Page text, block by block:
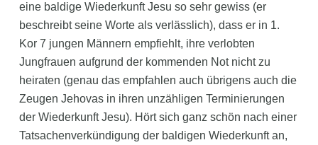
eine baldige Wiederkunft Jesu so sehr gewiss (er
beschreibt seine Worte als verlässlich), dass er in 1.
Kor 7 jungen Männern empfiehlt, ihre verlobten
Jungfrauen aufgrund der kommenden Not nicht zu
heiraten (genau das empfahlen auch übrigens auch die
Zeugen Jehovas in ihren unzähligen Terminierungen
der Wiederkunft Jesu). Hört sich ganz schön nach einer
Tatsachenverkündigung der baldigen Wiederkunft an,